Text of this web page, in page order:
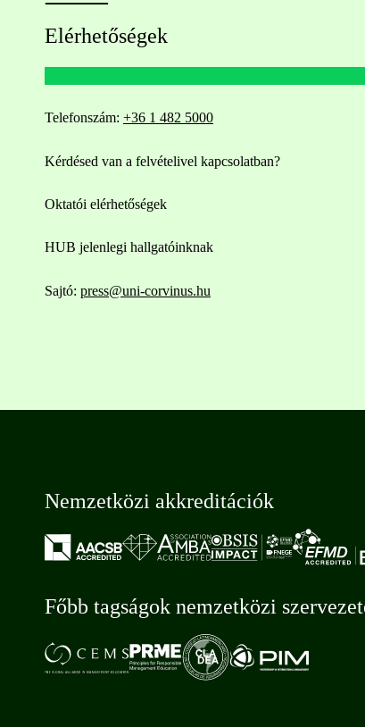
Elérhetőségek
Telefonszám: +36 1 482 5000
Kérdésed van a felvételivel kapcsolatban?
Oktatói elérhetőségek
HUB jelenlegi hallgatóinknak
Sajtó: press@uni-corvinus.hu
Nemzetközi akkreditációk
Főbb tagságok nemzetközi